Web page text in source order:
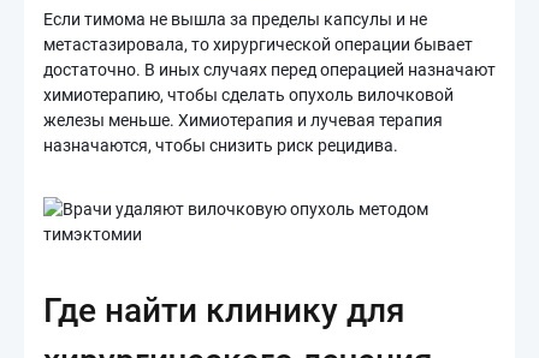
Если тимома не вышла за пределы капсулы и не
метастазировала, то хирургической операции бывает
достаточно. В иных случаях перед операцией назначают
химиотерапию, чтобы сделать опухоль вилочковой
железы меньше. Химиотерапия и лучевая терапия
назначаются, чтобы снизить риск рецидива.
Где найти клинику для